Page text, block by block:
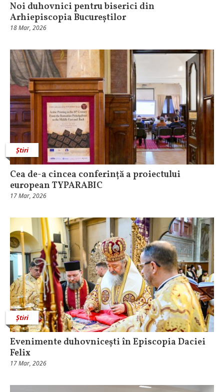
Noi duhovnici pentru biserici din
Arhiepiscopia Bucureștilor
18 Mar, 2026
Știri
Cea de-a cincea conferință a proiectului
european TYPARABIC
17 Mar, 2026
Știri
Evenimente duhovnicești în Episcopia Daciei
Felix
17 Mar, 2026